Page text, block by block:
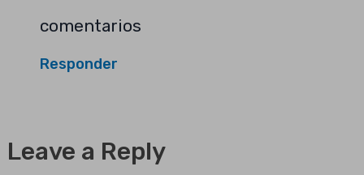
comentarios
Responder
Leave a Reply